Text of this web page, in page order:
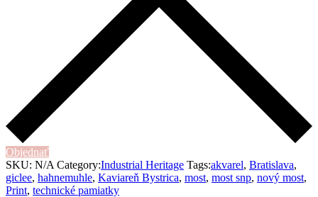
Objednať
SKU: N/A Category:Industrial Heritage Tags:akvarel, Bratislava,
giclee, hahnemuhle, Kaviareň Bystrica, most, most snp, nový most,
Print, technické pamiatky